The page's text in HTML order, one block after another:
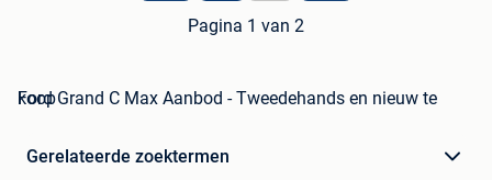
Pagina 1 van 2
Ford Grand C Max Aanbod - Tweedehands en nieuw te koop
Gerelateerde zoektermen